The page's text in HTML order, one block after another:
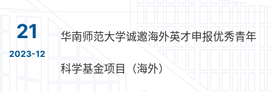
21
2023-12
华南师范大学诚邀海外英才申报优秀青年
科学基金项目（海外）